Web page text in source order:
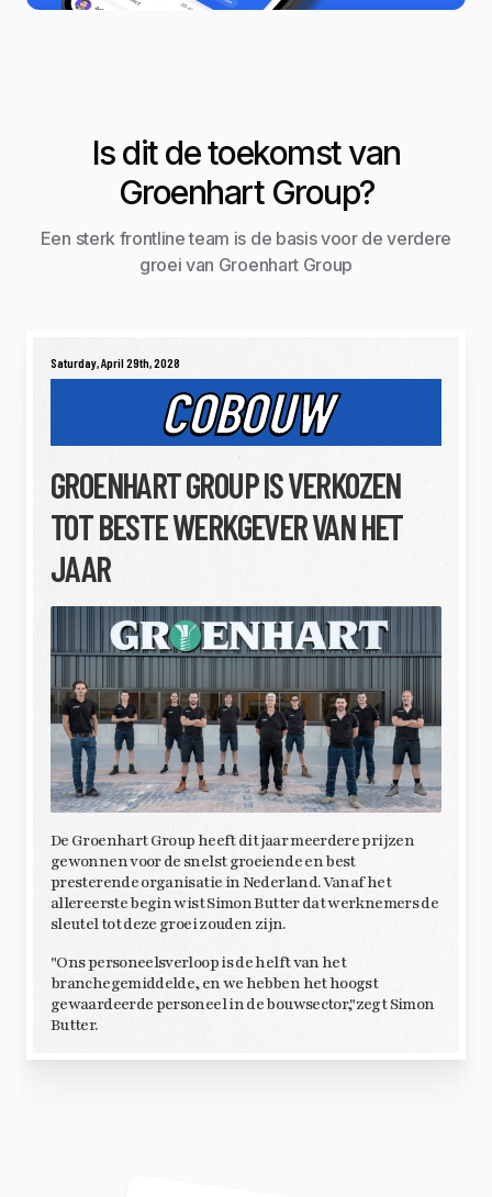
Saturday, April 29th, 2028
COBOUW
GROENHART GROUP IS VERKOZEN
TOT BESTE WERKGEVER VAN HET
JAAR
De Groenhart Group heeft dit jaar meerdere prijzen
gewonnen voor de snelst groeiende en best
presterende organisatie in Nederland. Vanaf het
allereerste begin wist Simon Butter dat werknemers de
sleutel tot deze groei zouden zijn.
"Ons personeelsverloop is de helft van het
branchegemiddelde, en we hebben het hoogst
gewaardeerde personeel in de bouwsector,"zegt Simon
Butter.
Is dit de toekomst van
Groenhart Group?
Een sterk frontline team is de basis voor de verdere
groei van Groenhart Group